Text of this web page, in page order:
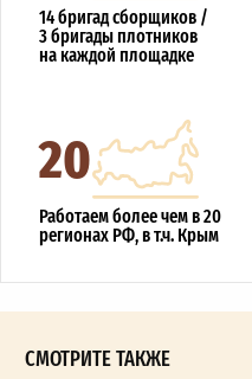
14 бригад сборщиков /
3 бригады плотников
на каждой площадке
20
Работаем более чем в 20
регионах РФ, в т.ч. Крым
СМОТРИТЕ ТАКЖЕ